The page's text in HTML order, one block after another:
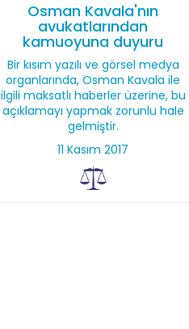
Osman Kavala'nın
avukatlarından
kamuoyuna duyuru
Bir kısım yazılı ve görsel medya
organlarında, Osman Kavala ile
ilgili maksatlı haberler üzerine, bu
açıklamayı yapmak zorunlu hale
gelmiştir.
11 Kasım 2017